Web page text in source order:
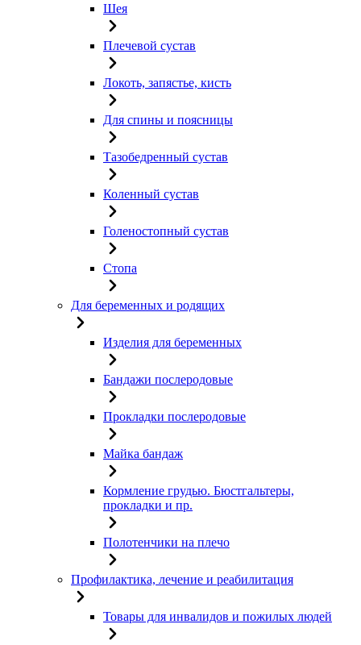
Шея
Плечевой сустав
Локоть, запястье, кисть
Для спины и поясницы
Тазобедренный сустав
Коленный сустав
Голеностопный сустав
Стопа
Для беременных и родящих
Изделия для беременных
Бандажи послеродовые
Прокладки послеродовые
Майка бандаж
Кормление грудью. Бюстгальтеры,
прокладки и пр.
Полотенчики на плечо
Профилактика, лечение и реабилитация
Товары для инвалидов и пожилых людей